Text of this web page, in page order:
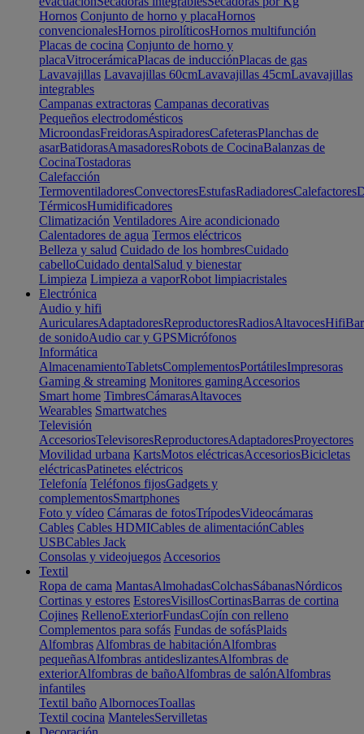
Hornos Conjunto de horno y placaHornos
convencionalesHornos pirolíticosHornos multifunción
Placas de cocina Conjunto de horno y
placaVitrocerámicaPlacas de inducciónPlacas de gas
Lavavajillas Lavavajillas 60cmLavavajillas 45cmLavavajillas
integrables
Campanas extractoras Campanas decorativas
Pequeños electrodomésticos
MicroondasFreidorasAspiradoresCafeterasPlanchas de
asarBatidorasAmasadoresRobots de CocinaBalanzas de
CocinaTostadoras
Calefacción
TermoventiladoresConvectoresEstufasRadiadoresCalefactores
TérmicosHumidificadores
Climatización Ventiladores Aire acondicionado
Calentadores de agua Termos eléctricos
Belleza y salud Cuidado de los hombresCuidado
cabelloCuidado dentalSalud y bienestar
Limpieza Limpieza a vaporRobot limpiacristales
Electrónica
Audio y hifi
AuricularesAdaptadoresReproductoresRadiosAltavocesHifi
de sonidoAudio car y GPSMicrófonos
Informática
AlmacenamientoTabletsComplementosPortátilesImpresoras
Gaming & streaming Monitores gamingAccesorios
Smart home TimbresCámarasAltavoces
Wearables Smartwatches
Televisión
AccesoriosTelevisoresReproductoresAdaptadoresProyectores
Movilidad urbana KartsMotos eléctricasAccesoriosBicicletas
eléctricasPatinetes eléctricos
Telefonía Teléfonos fijosGadgets y
complementosSmartphones
Foto y vídeo Cámaras de fotosTrípodesVideocámaras
Cables Cables HDMICables de alimentaciónCables
USBCables Jack
Consolas y videojuegos Accesorios
Textil
Ropa de cama MantasAlmohadasColchasSábanasNórdicos
Cortinas y estores EstoresVisillosCortinasBarras de cortina
Cojines RellenoExteriorFundasCojín con relleno
Complementos para sofás Fundas de sofásPlaids
Alfombras Alfombras de habitaciónAlfombras
pequeñasAlfombras antideslizantesAlfombras de
exteriorAlfombras de bañoAlfombras de salónAlfombras
infantiles
Textil baño AlbornocesToallas
Textil cocina MantelesServilletas